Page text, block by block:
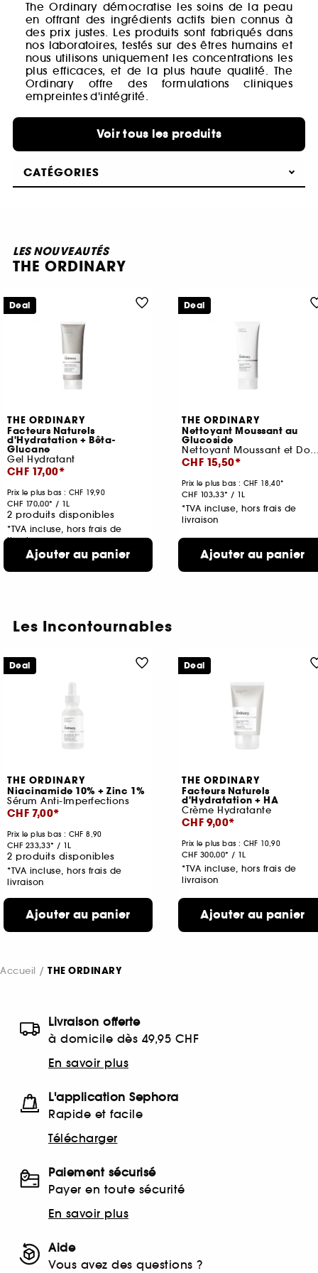
The Ordinary démocratise les soins de la peau
en offrant des ingrédients actifs bien connus à
des prix justes. Les produits sont fabriqués dans
nos laboratoires, testés sur des êtres humains et
nous utilisons uniquement les concentrations les
plus efficaces, et de la plus haute qualité. The
Ordinary offre des formulations cliniques
empreintes d'intégrité.
Voir tous les produits
CATÉGORIES
LES NOUVEAUTÉS
THE ORDINARY
THE ORDINARY
Facteurs Naturels
d'Hydratation + Bêta-
Glucane
Gel Hydratant
CHF 17,00
Prix le plus bas : CHF 19,90
CHF 170,00 / 1L
2 produits disponibles
*TVA incluse, hors frais de
livraison
Ajouter au panier
Deal
THE ORDINARY
Nettoyant Moussant au
Glucoside
Nettoyant Moussant et
CHF 15,50
Prix le plus bas : CHF 18,40
CHF 103,33 / 1L
*TVA incluse, hors frais de
livraison
Ajouter au panier
Deal
Les Incontournables
THE ORDINARY
Niacinamide 10% + Zinc 1%
Sérum Anti-Imperfections
CHF 7,00
Prix le plus bas : CHF 8,90
CHF 233,33 / 1L
2 produits disponibles
*TVA incluse, hors frais de
livraison
Ajouter au panier
Deal
THE ORDINARY
Facteurs Naturels
d'Hydratation + HA
Crème Hydratante
CHF 9,00
Prix le plus bas : CHF 10,90
CHF 300,00 / 1L
*TVA incluse, hors frais de
livraison
Ajouter au panier
Deal
Accueil THE ORDINARY
Livraison offerte
à domicile dès 49,95 CHF
En savoir plus
L'application Sephora
Rapide et facile
Télécharger
Paiement sécurisé
Payer en toute sécurité
En savoir plus
Aide
Vous avez des questions ?